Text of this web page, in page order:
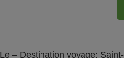
Le – Destination voyage: